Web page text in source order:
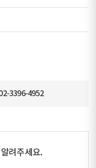
3396-4952
려주세요.